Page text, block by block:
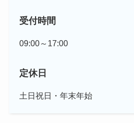
受付時間
09:00～17:00
定休日
土日祝日・年末年始